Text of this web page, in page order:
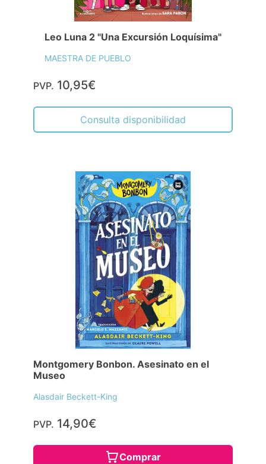
Leo Luna 2 "Una Excursión Loquísima"
MAESTRA DE PUEBLO
PVP. 10,95€
Consulta disponibilidad
Montgomery Bonbon. Asesinato en el
Museo
Alasdair Beckett-King
PVP. 14,90€
Comprar